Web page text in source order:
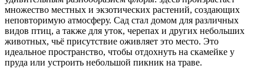
множество местных и экзотических растений, создающих
неповторимую атмосферу. Сад стал домом для различных
видов птиц, а также для уток, черепах и других небольших
животных, чьё присутствие оживляет это место. Это
идеальное пространство, чтобы отдохнуть на скамейке у
пруда или устроить небольшой пикник на траве.